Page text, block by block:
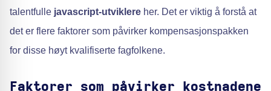
talentfulle javascript-utviklere her. Det er viktig å forstå at
det er flere faktorer som påvirker kompensasjonspakken
for disse høyt kvalifiserte fagfolkene.
Faktorer som påvirker kostnadene